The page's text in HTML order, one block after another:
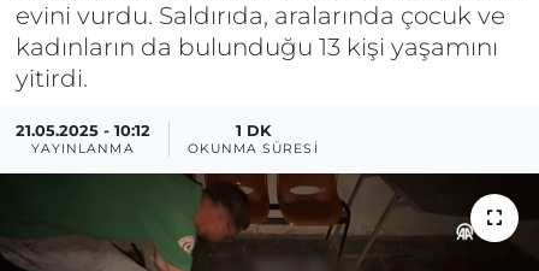
evini vurdu. Saldırıda, aralarında çocuk ve
kadınların da bulunduğu 13 kişi yaşamını
yitirdi.
21.05.2025 - 10:12
YAYINLANMA
1 DK
OKUNMA SÜRESI
Haber Arşivi